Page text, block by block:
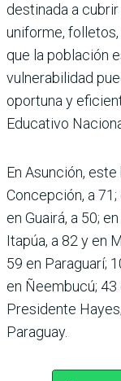
destinada a
uniforme,
que la población
vulnerabilidad
oportuna y
Educativo
En Asunción,
Concepción, a 71;
en Guairá, a 50;
Itapúa, a 82 y en
59 en Paraguarí;
en Ñeembucú; 43
Presidente
Paraguay.